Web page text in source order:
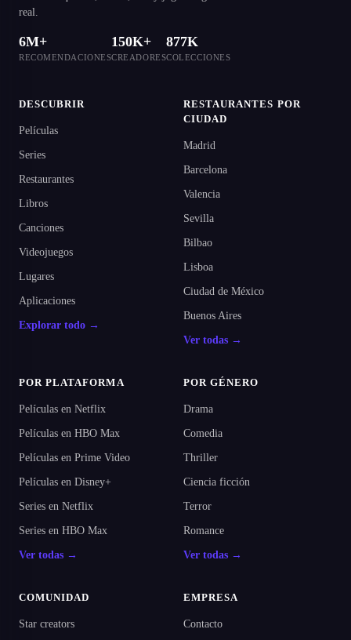
real.
6M+
RECOMENDACIONES
150K+
CREADORES
877K
COLECCIONES
DESCUBRIR
Películas
Series
Restaurantes
Libros
Canciones
Videojuegos
Lugares
Aplicaciones
Explorar todo →
RESTAURANTES POR
CIUDAD
Madrid
Barcelona
Valencia
Sevilla
Bilbao
Lisboa
Ciudad de México
Buenos Aires
Ver todas →
POR PLATAFORMA
Películas en Netflix
Películas en HBO Max
Películas en Prime Video
Películas en Disney+
Series en Netflix
Series en HBO Max
Ver todas →
POR GÉNERO
Drama
Comedia
Thriller
Ciencia ficción
Terror
Romance
Ver todas →
COMUNIDAD
Star creators
EMPRESA
Contacto